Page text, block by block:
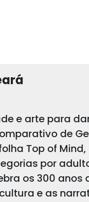
e arte para
de
Top of
por
os 300 anos
e as